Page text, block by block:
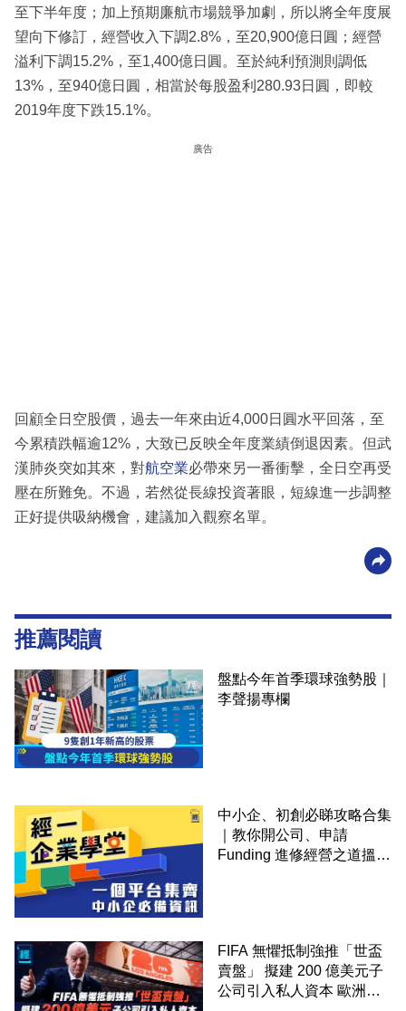
至下半年度；加上預期廉航市場競爭加劇，所以將全年度展
望向下修訂，經營收入下調2.8%，至20,900億日圓；經營
溢利下調15.2%，至1,400億日圓。至於純利預測則調低
13%，至940億日圓，相當於每股盈利280.93日圓，即較
2019年度下跌15.1%。
廣告
回顧全日空股價，過去一年來由近4,000日圓水平回落，至
今累積跌幅逾12%，大致已反映全年度業績倒退因素。但武
漢肺炎突如其來，對航空業必帶來另一番衝擊，全日空再受
壓在所難免。不過，若然從長線投資著眼，短線進一步調整
正好提供吸納機會，建議加入觀察名單。
推薦閱讀
盤點今年首季環球強勢股｜
李聲揚專欄
中小企、初創必睇攻略合集
｜教你開公司、申請
Funding 進修經營之道搵大
FIFA 無懼抵制強推「世盃
賣盤」 擬建 200 億美元子
公司引入私人資本 歐洲足